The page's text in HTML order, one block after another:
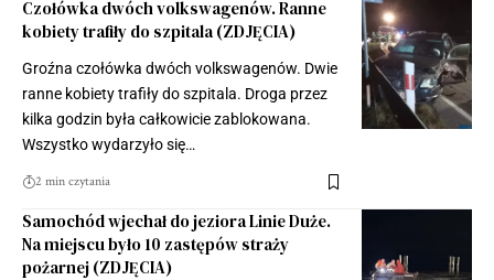
Czołówka dwóch volkswagenów. Ranne
kobiety trafiły do szpitala (ZDJĘCIA)
Groźna czołówka dwóch volkswagenów. Dwie
ranne kobiety trafiły do szpitala. Droga przez
kilka godzin była całkowicie zablokowana.
Wszystko wydarzyło się…
2 min czytania
Samochód wjechał do jeziora Linie Duże.
Na miejscu było 10 zastępów straży
pożarnej (ZDJĘCIA)